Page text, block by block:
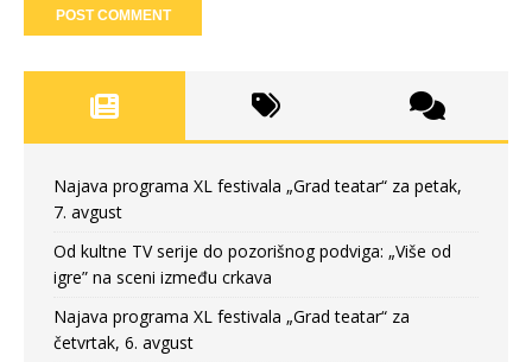
Najava programa XL festivala „Grad teatar“ za petak,
7. avgust
Od kultne TV serije do pozorišnog podviga: „Više od
igre” na sceni između crkava
Najava programa XL festivala „Grad teatar“ za
četvrtak, 6. avgust